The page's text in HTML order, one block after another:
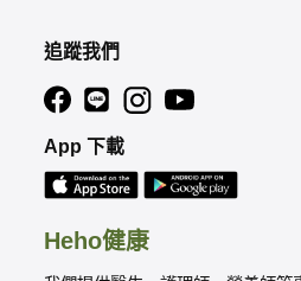
Heho健康
追蹤我們
App 下載